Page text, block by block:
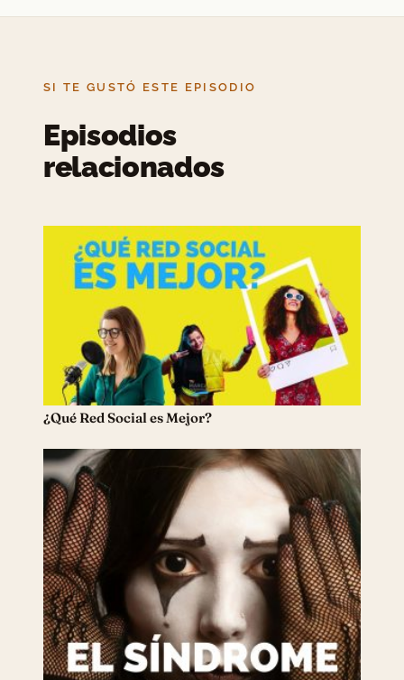
SI TE GUSTÓ ESTE EPISODIO
Episodios
relacionados
¿Qué Red Social es Mejor?